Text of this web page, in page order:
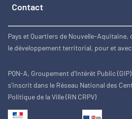
Contact
Pays et Quartiers de Nouvelle-
le développement territorial, pour et
PQN-A, Groupement d'Intérêt Public
s'inscrit dans le Réseau National des
Politique de la Ville (RN CRPV)